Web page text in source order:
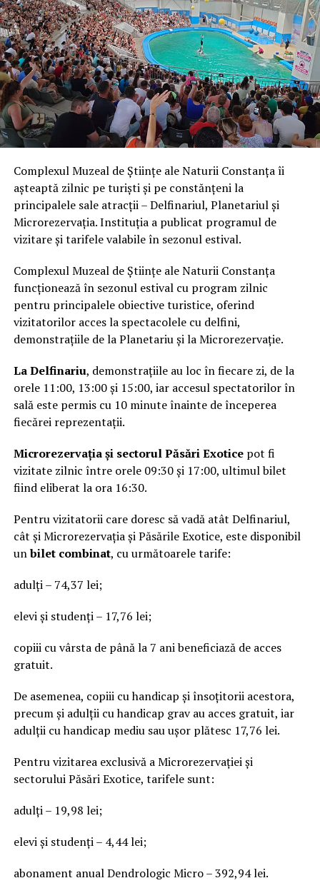
Complexul Muzeal de Științe ale Naturii Constanța îi
așteaptă zilnic pe turiști și pe constănțeni la
principalele sale atracții – Delfinariul, Planetariul și
Microrezervația. Instituția a publicat programul de
vizitare și tarifele valabile în sezonul estival.
Complexul Muzeal de Științe ale Naturii Constanța
funcționează în sezonul estival cu program zilnic
pentru principalele obiective turistice, oferind
vizitatorilor acces la spectacolele cu delfini,
demonstrațiile de la Planetariu și la Microrezervație.
La Delfinariu, demonstrațiile au loc în fiecare zi, de la
orele 11:00, 13:00 și 15:00, iar accesul spectatorilor în
sală este permis cu 10 minute înainte de începerea
fiecărei reprezentații.
Microrezervația și sectorul Păsări Exoticepot fi
vizitate zilnic între orele 09:30 și 17:00, ultimul bilet
fiind eliberat la ora 16:30.
Pentru vizitatorii care doresc să vadă atât Delfinariul,
cât și Microrezervația și Păsările Exotice, este disponibil
unbilet combinat, cu următoarele tarife:
adulți – 74,37 lei;
elevi și studenți – 17,76 lei;
copiii cu vârsta de până la 7 ani beneficiază de acces
gratuit.
De asemenea, copiii cu handicap și însoțitorii acestora,
precum și adulții cu handicap grav au acces gratuit, iar
adulții cu handicap mediu sau ușor plătesc 17,76 lei.
Pentru vizitarea exclusivă a Microrezervației și
sectorului Păsări Exotice, tarifele sunt:
adulți – 19,98 lei;
elevi și studenți – 4,44 lei;
abonament anual Dendrologic Micro – 392,94 lei.